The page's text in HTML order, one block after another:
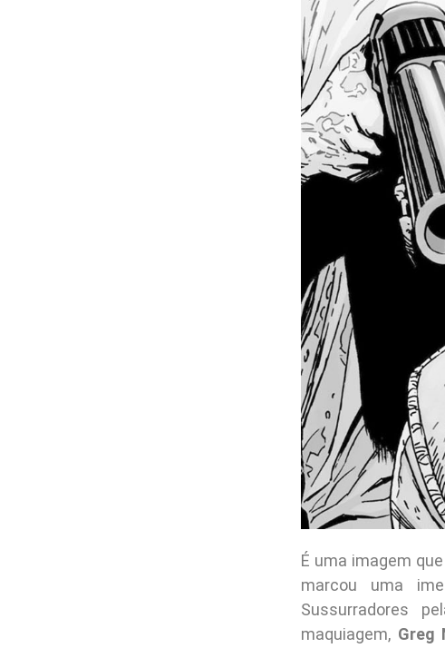
É uma imagem
marcou uma
Sussurradores
maquiagem, Greg